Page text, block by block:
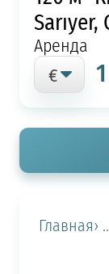
Sarıyer,
Аренда
Главная›